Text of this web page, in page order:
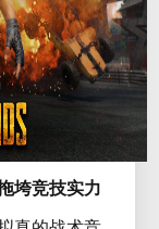
垮竞技实力